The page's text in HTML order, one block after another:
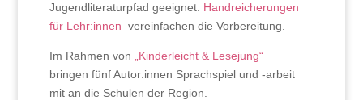
Jugendliteraturpfad geeignet. Handreicherungen
für Lehr:innen vereinfachen die Vorbereitung.
Im Rahmen von „Kinderleicht & Lesejung“
bringen fünf Autor:innen Sprachspiel und -arbeit
mit an die Schulen der Region.